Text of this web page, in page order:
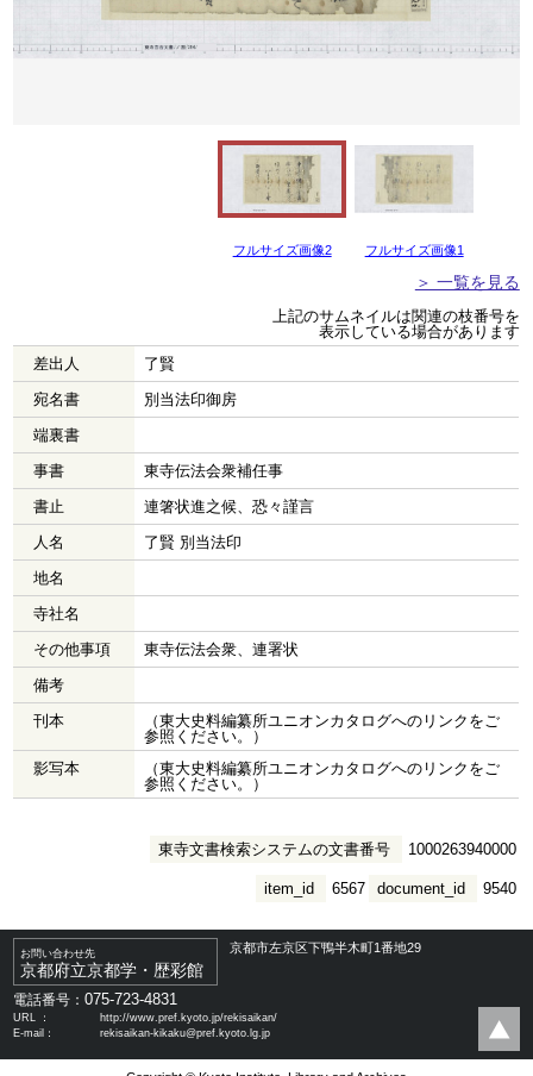
フルサイズ画像2 フルサイズ画像1
＞ 一覧を見る
上記のサムネイルは関連の枝番号を
表示している場合があります
差出人
了賢
宛名書
別当法印御房
端裏書
事書
東寺伝法会衆補任事
書止
連箸状進之候、恐々謹言
人名
了賢 別当法印
地名
寺社名
その他事項
東寺伝法会衆、連署状
備考
刊本
（東大史料編纂所ユニオンカタログへのリンクをご
参照ください。）
影写本
（東大史料編纂所ユニオンカタログへのリンクをご
参照ください。）
東寺文書検索システムの文書番号 1000263940000
document_id 9540
item_id 6567
お問い合わせ先
京都府立京都学・歴彩館
京都市左京区下鴨半木町1番地29
電話番号：075-723-4831
URL ：
http://www.pref.kyoto.jp/rekisaikan/
E-mail：
rekisaikan-kikaku@pref.kyoto.lg.jp